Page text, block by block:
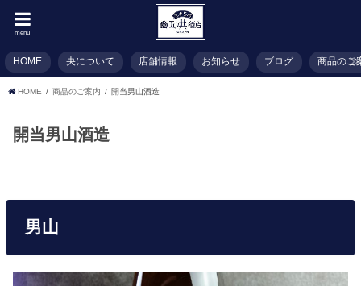
menu
HOME 央について 店舗情報 お知らせ ブログ 商品のご
HOME 商品のご案内 開当男山酒造
開当男山酒造
男山